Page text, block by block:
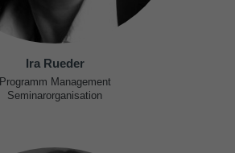
Ira Rueder
Programm Management
Seminarorganisation